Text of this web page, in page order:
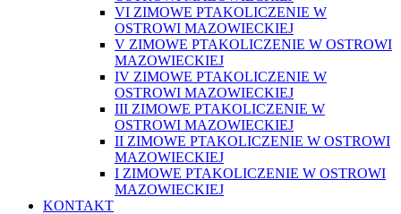
VI ZIMOWE PTAKOLICZENIE W
OSTROWI MAZOWIECKIEJ
V ZIMOWE PTAKOLICZENIE W OSTROWI
MAZOWIECKIEJ
IV ZIMOWE PTAKOLICZENIE W
OSTROWI MAZOWIECKIEJ
III ZIMOWE PTAKOLICZENIE W
OSTROWI MAZOWIECKIEJ
II ZIMOWE PTAKOLICZENIE W OSTROWI
MAZOWIECKIEJ
I ZIMOWE PTAKOLICZENIE W OSTROWI
MAZOWIECKIEJ
KONTAKT